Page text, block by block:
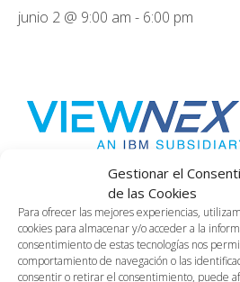
Gestionar el
de las Cookies
Para ofrecer las mejores experiencias,
cookies para almacenar y/o acceder a la
consentimiento de estas tecnologías nos
comportamiento de navegación o las
consentir o retirar el consentimiento, puede
junio 2 @ 9:00 am - 6:00 pm
Sala 2.02, 2ª planta, de 9 a 18h
Workshop Viewnext